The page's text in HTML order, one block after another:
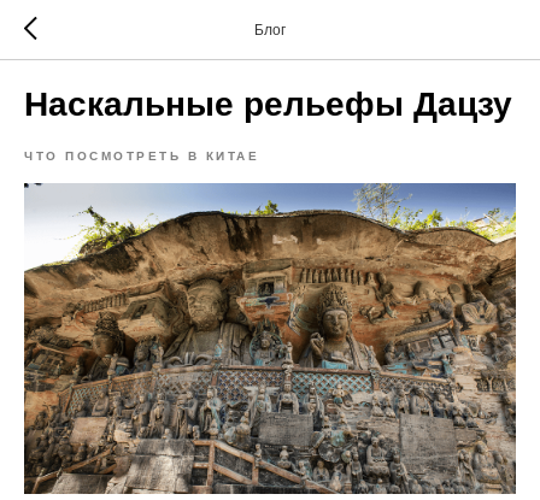
Блог
Наскальные рельефы Дацзу
ЧТО ПОСМОТРЕТЬ В КИТАЕ